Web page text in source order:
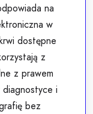
na
w
dostępne
z
z prawem
i
bez